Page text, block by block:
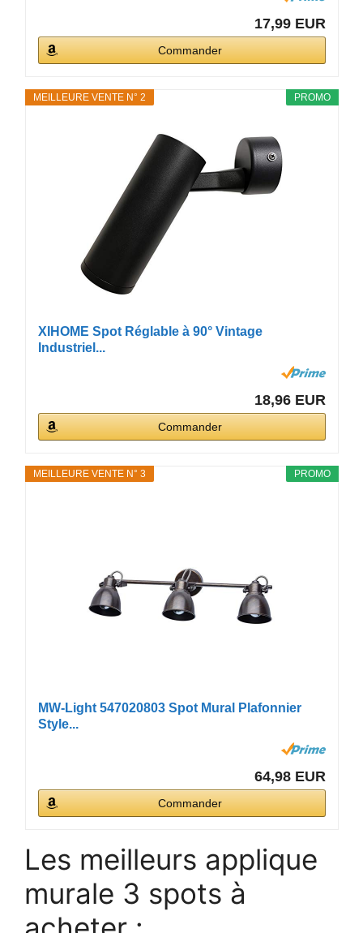
17,99 EUR
Commander
PROMO
MEILLEURE VENTE N° 2
XIHOME Spot Réglable à 90° Vintage
Industriel...
18,96 EUR
Commander
PROMO
MEILLEURE VENTE N° 3
MW-Light 547020803 Spot Mural Plafonnier
Style...
64,98 EUR
Commander
Les meilleurs applique
murale 3 spots à